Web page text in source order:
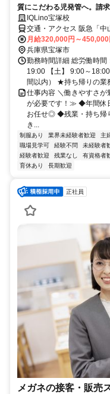
質にこだわる児発管へ。請
IQLino宝塚校
交通・アクセス 阪急「
月給320,000円～450,000
兵庫県宝塚市
勤務時間詳細 総労働時
19:00 【土】 9:00～
間以内） ★持ち帰りの業
仕事内容 ＼働きやすさ
が必要です！≫ ◆年間休
お任せ◎ ◆残業・持ち帰
き...
制服あり 業界未経験者歓迎 主
職場見学可
経験不問 未経験者
経験者歓迎
残業なし 有資格者
育休あり
長期歓迎
正社員
メガネの接客・販売